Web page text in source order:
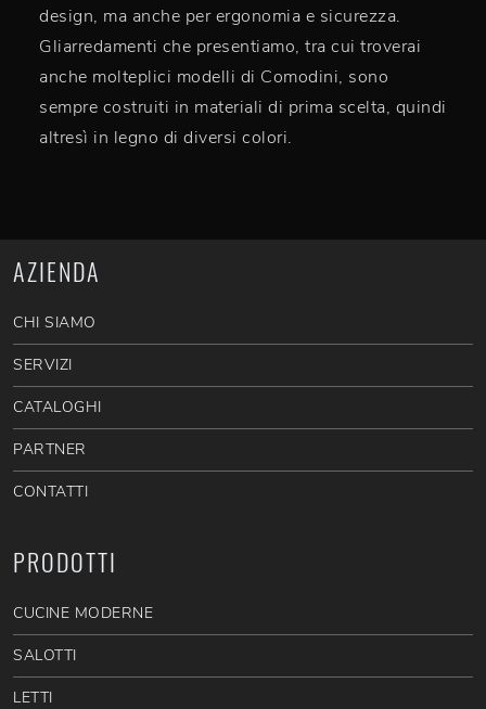
design, ma anche per ergonomia e sicurezza.
Gliarredamenti che presentiamo, tra cui troverai
anche molteplici modelli di Comodini, sono
sempre costruiti in materiali di prima scelta, quindi
altresì in legno di diversi colori.
AZIENDA
CHI SIAMO
SERVIZI
CATALOGHI
PARTNER
CONTATTI
PRODOTTI
CUCINE MODERNE
SALOTTI
LETTI